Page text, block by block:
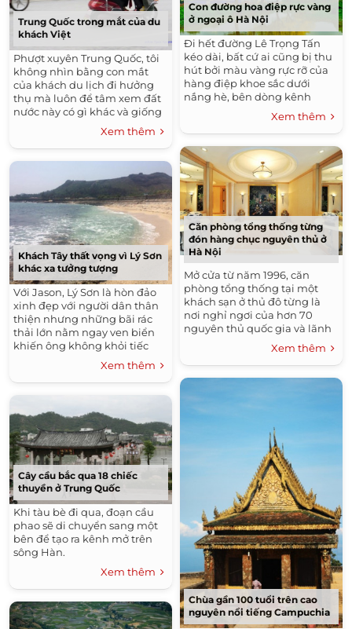
Trung Quốc trong mắt của du
khách Việt
Phượt xuyên Trung Quốc, tôi
không nhìn bằng con mắt
của khách du lịch đi hưởng
thụ mà luôn để tâm xem đất
nước này có gì khác và giống
Xem thêm
Khách Tây thất vọng vì Lý Sơn
khác xa tưởng tượng
Với Jason, Lý Sơn là hòn đảo
xinh đẹp với người dân thân
thiện nhưng những bãi rác
thải lớn nằm ngay ven biển
khiến ông không khỏi tiếc
Xem thêm
Cây cầu bắc qua 18 chiếc
thuyền ở Trung Quốc
Khi tàu bè đi qua, đoạn cầu
phao sẽ di chuyển sang một
bên để tạo ra kênh mở trên
sông Hàn.
Xem thêm
Con đường hoa điệp rực vàng
ở ngoại ô Hà Nội
Đi hết đường Lê Trọng Tấn
kéo dài, bất cứ ai cũng bị thu
hút bởi màu vàng rực rỡ của
hàng điệp khoe sắc dưới
nắng hè, bên dòng kênh
Xem thêm
Căn phòng tổng thống từng
đón hàng chục nguyên thủ ở
Hà Nội
Mở cửa từ năm 1996, căn
phòng tổng thống tại một
khách sạn ở thủ đô từng là
nơi nghỉ ngơi của hơn 70
nguyên thủ quốc gia và lãnh
đạo cấp cao các nước khi đến
Xem thêm
Chùa gần 100 tuổi trên cao
nguyên nổi tiếng Campuchia